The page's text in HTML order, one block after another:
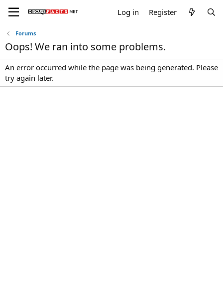
Log in Register
Forums
Oops! We ran into some problems.
An error occurred while the page was being generated. Please
try again later.